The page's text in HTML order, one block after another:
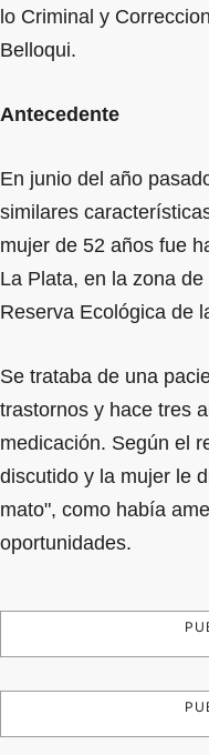
lo Criminal y
Belloqui.
Antecedente
En junio del año
similares
mujer de 52 años fue
La Plata, en la zona
Reserva Ecológica de
Se trataba de una
trastornos y hace tres
medicación. Según el
discutido y la mujer le
mato", como había
oportunidades.